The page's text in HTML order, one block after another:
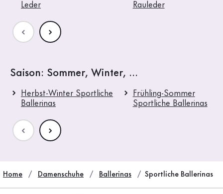
Leder
Rauleder
Saison: Sommer, Winter, ...
Herbst-Winter Sportliche
Ballerinas
Frühling-Sommer
Sportliche Ballerinas
Home Damenschuhe Ballerinas Sportliche Ballerinas